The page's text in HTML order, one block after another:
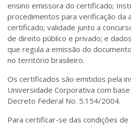
ensino emissora do certificado;
procedimentos para verificação da
certificado; validade junto a
de direito público e privado; e
que regula a emissão do
no território brasileiro.
Os certificados são emitidos pela
Universidade Corporativa com
Decreto Federal No. 5.154/2004.
Para certificar-se das condições